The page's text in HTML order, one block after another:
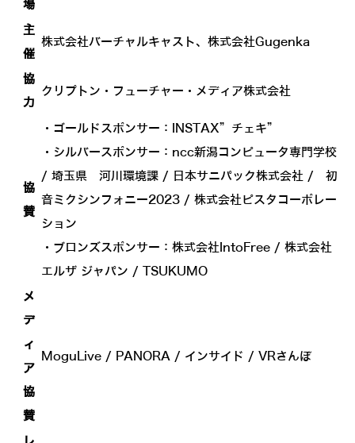
場
主
催
株式会社バーチャルキャスト、株式会社Gugenka
協
力
クリプトン・フューチャー・メディア株式会社
協
賛
・ゴールドスポンサー：INSTAX”チェキ”
・シルバースポンサー：ncc新潟コンピュータ専門学校
/ 埼玉県 河川環境課 / 日本サニパック株式会社 / 初
音ミクシンフォニー2023 / 株式会社ピスタコーポレー
ション
・ブロンズスポンサー：株式会社IntoFree / 株式会社
エルザ ジャパン / TSUKUMO
メ
デ
ィ
ア
協
賛
MoguLive / PANORA / インサイド / VRさんぽ